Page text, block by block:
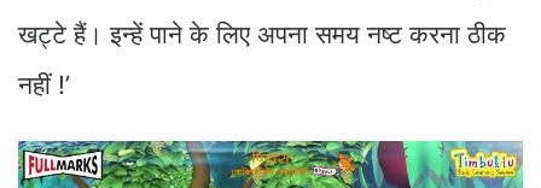
खट्टे हैं। इन्हें पाने के लिए अपना समय नष्ट करना ठीक
नहीं !’